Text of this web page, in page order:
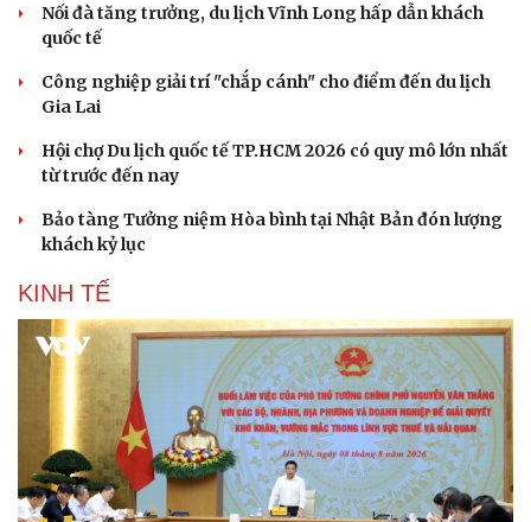
Nối đà tăng trưởng, du lịch Vĩnh Long hấp dẫn khách
quốc tế
Công nghiệp giải trí "chắp cánh" cho điểm đến du lịch
Gia Lai
Hội chợ Du lịch quốc tế TP.HCM 2026 có quy mô lớn nhất
từ trước đến nay
Bảo tàng Tưởng niệm Hòa bình tại Nhật Bản đón lượng
khách kỷ lục
KINH TẾ